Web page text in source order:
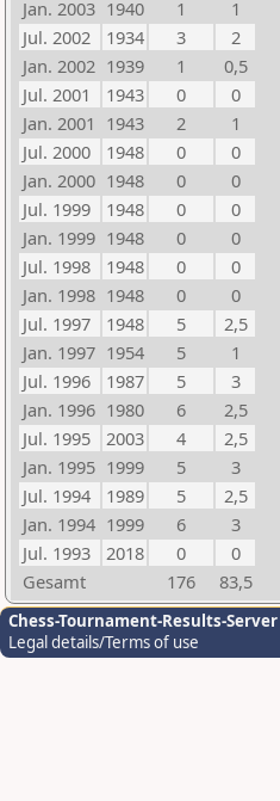
Jan. 2003 1940 1
1
Jul. 2002
1934 3
2
Jan. 2002 1939 1
0,5
Jul. 2001
1943 0
0
Jan. 2001 1943 2
1
Jul. 2000
1948 0
0
Jan. 2000 1948 0
0
Jul. 1999
1948 0
0
Jan. 1999 1948 0
0
Jul. 1998
1948 0
0
Jan. 1998 1948 0
0
Jul. 1997
1948 5
2,5
Jan. 1997 1954 5
1
Jul. 1996
1987 5
3
Jan. 1996 1980 6
2,5
Jul. 1995
2003 4
2,5
Jan. 1995 1999 5
3
Jul. 1994
1989 5
2,5
Jan. 1994 1999 6
3
Jul. 1993
2018 0
0
Gesamt
176 83,5
Chess-Tournament-Results-Server
Legal details/Terms of use